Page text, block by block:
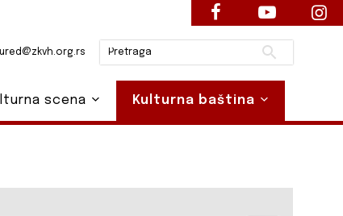
ured@zkvh.org.rs Pretraži
scena Kulturna baština